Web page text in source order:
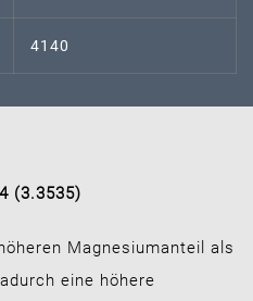
4140
(3.3535)
Magnesiumanteil als
eine höhere